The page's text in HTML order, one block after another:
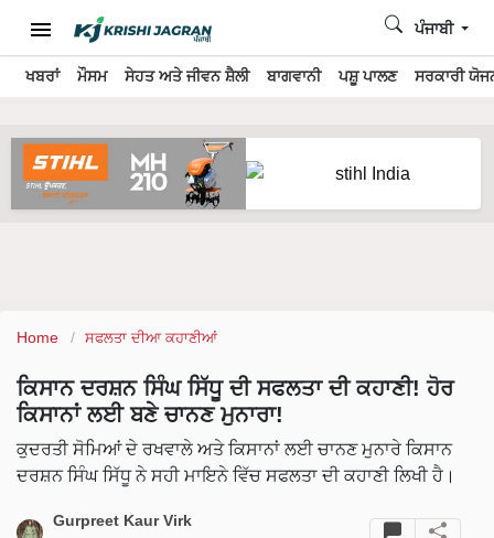
ਖਬਰਾਂ ਮੌਸਮ ਸੇਹਤ ਅਤੇ ਜੀਵਨ ਸ਼ੈਲੀ ਬਾਗਵਾਨੀ ਪਸ਼ੂ ਪਾਲਣ ਸਰਕਾਰੀ
ਪੰਜਾਬੀ
Home ਸਫਲਤਾ ਦੀਆ ਕਹਾਣੀਆਂ
ਕਿਸਾਨ ਦਰਸ਼ਨ ਸਿੰਘ ਸਿੱਧੂ ਦੀ ਸਫਲਤਾ ਦੀ ਕਹਾਣੀ! ਹੋਰ
ਕਿਸਾਨਾਂ ਲਈ ਬਣੇ ਚਾਨਣ ਮੁਨਾਰਾ!
ਕੁਦਰਤੀ ਸੋਮਿਆਂ ਦੇ ਰਖਵਾਲੇ ਅਤੇ ਕਿਸਾਨਾਂ ਲਈ ਚਾਨਣ ਮੁਨਾਰੇ ਕਿਸਾਨ
ਦਰਸ਼ਨ ਸਿੰਘ ਸਿੱਧੂ ਨੇ ਸਹੀ ਮਾਇਨੇ ਵਿੱਚ ਸਫਲਤਾ ਦੀ ਕਹਾਣੀ ਲਿਖੀ ਹੈ।
Gurpreet Kaur Virk